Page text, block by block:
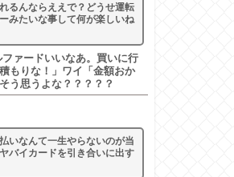
るんならええで？どうせ運転
みたいな事して何が楽しいね
ァードいいなあ。買いに行
もりな！」ワイ「金額おか
う思うよな？？？？？
いなんて一生やらないのが当
バイカードを引き合いに出す